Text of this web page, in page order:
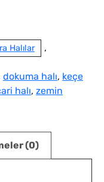
Halılar ,
dokuma halı, keçe
halı, zemin
(0)